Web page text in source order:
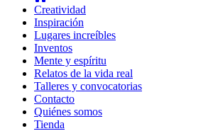
Creatividad
Inspiración
Lugares increíbles
Inventos
Mente y espíritu
Relatos de la vida real
Talleres y convocatorias
Contacto
Quiénes somos
Tienda